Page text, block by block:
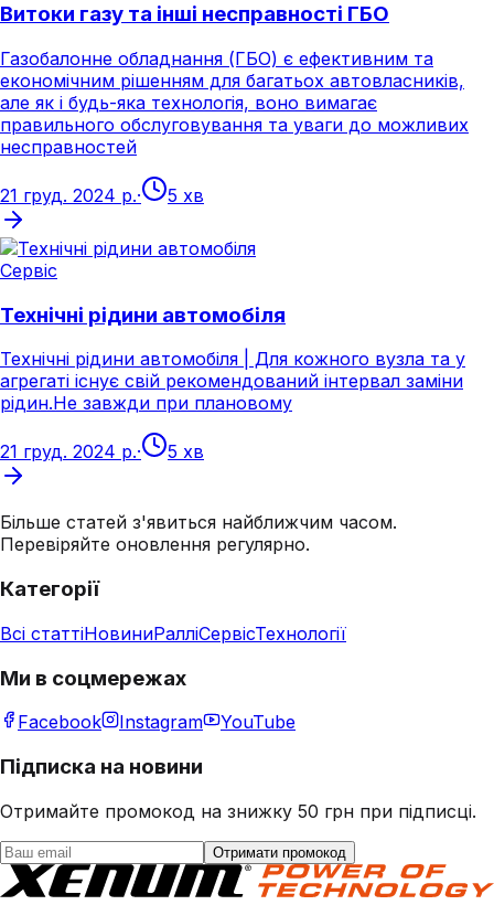
Витоки газу та інші несправності ГБО
Газобалонне обладнання (ГБО) є ефективним та
економічним рішенням для багатьох автовласників,
але як і будь-яка технологія, воно вимагає
правильного обслуговування та уваги до можливих
несправностей
21 груд. 2024 р.· 5 хв
Сервіс
Технічні рідини автомобіля
Технічні рідини автомобіля | Для кожного вузла та y
агрегаті існує свій рекомендований інтервал заміни
рідин.Не завжди при плановому
21 груд. 2024 р.· 5 хв
Більше статей з'явиться найближчим часом.
Перевіряйте оновлення регулярно.
Категорії
Всі статтіНовиниРалліСервісТехнології
Ми в соцмережах
Facebook Instagram YouTube
Підписка на новини
Отримайте промокод на знижку 50 грн при підписці.
Отримати промокод